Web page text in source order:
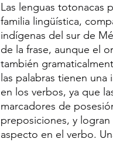
Las lenguas totonacas
familia lingüística,
indígenas del sur de
de la frase, aunque el
también
las palabras tienen
en los verbos, ya que
marcadores de
preposiciones, y
aspecto en el verbo.